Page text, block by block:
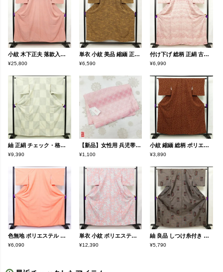
小紋 木下正夫 落款入り 縮緬 一つ紋付き 江戸小紋 付下小紋 正絹 花柄 袷仕立て 身丈152.5cm 裄丈65cm 着物 ピンク
¥25,800
単衣 小紋 美品 縮緬 正絹 古典柄 単衣仕立て 身丈151cm 裄丈63.5cm 黄・黄土色
¥6,590
付け下げ 総柄 正絹 古典柄 袷仕立て 身丈159.5cm 裄丈62.5cm リサイクル着物 着物 ピンク
¥6,990
紬 正絹 チェック・格子柄 袷仕立て 身丈162.5cm 裄丈63cm リサイクル着物 着物 モダン カジュアル 白
¥9,390
【新品】女性用 兵児帯 ピンク地にチェック・格子柄
¥1,100
小紋 縮緬 総柄 ポリエステル 花柄 袷仕立て 身丈157.5cm 裄丈63.5cm 小紋着物 小豆・エンジ
¥3,890
色無地 ポリエステル 古典柄 袷仕立て 身丈163.5cm 裄丈67cm 着物 ピンク
¥6,090
単衣 小紋 ポリエステル 木の葉・植物柄 単衣仕立て 身丈160.5cm 裄丈64cm リサイクル着物 着物 ピンク
¥12,390
紬 良品 しつけ糸付き 正絹 幾何学柄・抽象柄 身丈164cm 裄丈66cm 袷仕立て 茶
¥5,790